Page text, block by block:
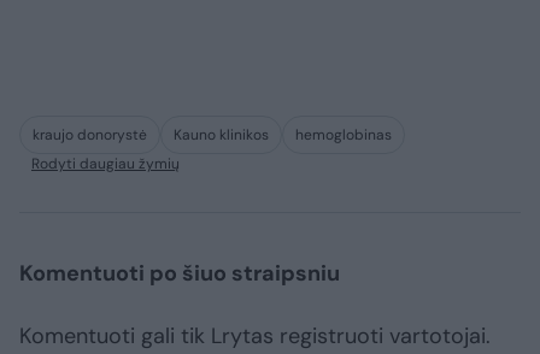
kraujo donorystė Kauno klinikos
hemoglobinas
Rodyti daugiau žymių
Komentuoti po šiuo straipsniu
Komentuoti gali tik Lrytas registruoti vartotojai.